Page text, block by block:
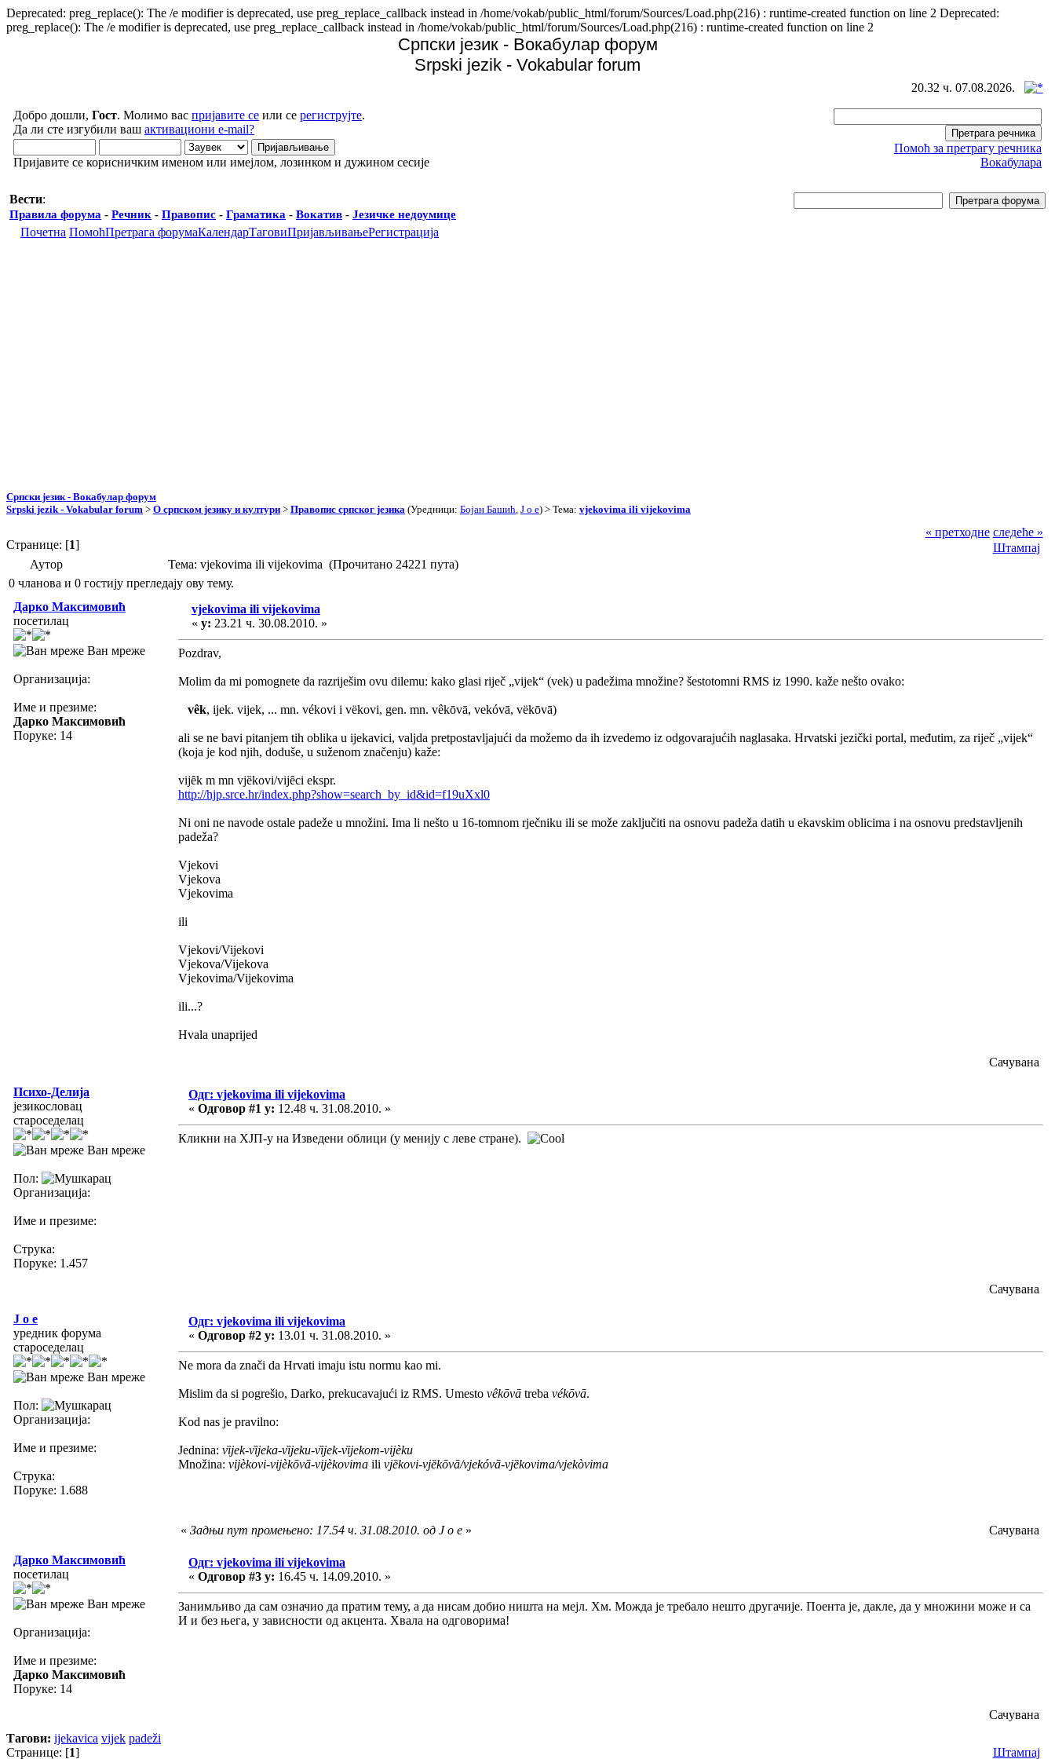
Deprecated: preg_replace(): The /e modifier is deprecated, use preg_replace_callback instead in /home/vokab/public_html/forum/Sources/Load.php(216) : runtime-created function on line 2 Deprecated:
preg_replace(): The /e modifier is deprecated, use preg_replace_callback instead in /home/vokab/public_html/forum/Sources/Load.php(216) : runtime-created function on line 2
Српски језик - Вокабулар форум
Srpski jezik - Vokabular forum
20.32 ч. 07.08.2026.
Добро дошли, Гост. Молимо вас пријавите се или се региструјте.
Да ли сте изгубили ваш активациони e-mail?
Пријавите се корисничким именом или имејлом, лозинком и дужином сесије
Помоћ за претрагу речника
Вокабулара
Вести:
Правила форума - Речник - Правопис - Граматика - Вокатив - Језичке недоумице
Почетна ПомоћПретрага форумаКалендарТаговиПријављивањеРегистрација
Српски језик - Вокабулар форум
Srpski jezik - Vokabular forum > О српском језику и култури > Правопис српског језика (Уредници: Бојан Башић J o e) > Тема: vjekovima ili vijekovima
Странице: [1]
« претходне следеће »
Штампај
Аутор
Тема: vjekovima ili vijekovima (Прочитано 24221 пута)
0 чланова и 0 гостију прегледају ову тему.
Дарко Максимовић
посетилац
Ван мреже
Организација:
Име и презиме:
Дарко Максимовић
Поруке: 14
vjekovima ili vijekovima
« у: 23.21 ч. 30.08.2010. »
Pozdrav,
Molim da mi pomognete da razriješim ovu dilemu: kako glasi riječ „vijek“ (vek) u padežima množine? šestotomni RMS iz 1990. kaže nešto ovako:
vêk, ijek. vijek, ... mn. vékovi i vëkovi, gen. mn. vêkōvā, vekóvā, vëkōvā)
ali se ne bavi pitanjem tih oblika u ijekavici, valjda pretpostavljajući da možemo da ih izvedemo iz odgovarajućih naglasaka. Hrvatski jezički portal, međutim, za riječ „vijek“
(koja je kod njih, doduše, u suženom značenju) kaže:
vijȇk m mn vjȅkovi/vijȇci ekspr.
http://hjp.srce.hr/index.php?show=search_by_id&id=f19uXxl0
Ni oni ne navode ostale padeže u množini. Ima li nešto u 16-tomnom rječniku ili se može zaključiti na osnovu padeža datih u ekavskim oblicima i na osnovu predstavljenih
padeža?
Vjekovi
Vjekova
Vjekovima
ili
Vjekovi/Vijekovi
Vjekova/Vijekova
Vjekovima/Vijekovima
ili...?
Hvala unaprijed
Сачувана
Психо-Делија
језикословац
староседелац
Ван мреже
Пол:
Организација:
Име и презиме:
Струка:
Поруке: 1.457
Одг: vjekovima ili vijekovima
« Одговор #1 у: 12.48 ч. 31.08.2010. »
Кликни на ХЈП-у на Изведени облици (у менију с леве стране).
Сачувана
J o e
уредник форума
староседелац
Ван мреже
Пол:
Организација:
Име и презиме:
Струка:
Поруке: 1.688
Одг: vjekovima ili vijekovima
« Одговор #2 у: 13.01 ч. 31.08.2010. »
Ne mora da znači da Hrvati imaju istu normu kao mi.
Mislim da si pogrešio, Darko, prekucavajući iz RMS. Umesto vêkōvā treba vékōvā.
Kod nas je pravilno:
Jednina: vȉjek-vȉjeka-vȉjeku-vȉjek-vȉjekom-vijèku
Množina: vijèkovi-vijèkōvā-vijèkovima ili vjȅkovi-vjȅkōvā/vjekóvā-vjȅkovima/vjekòvima
« Задњи пут промењено: 17.54 ч. 31.08.2010. од J o e » Сачувана
Дарко Максимовић
посетилац
Ван мреже
Организација:
Име и презиме:
Дарко Максимовић
Поруке: 14
Одг: vjekovima ili vijekovima
« Одговор #3 у: 16.45 ч. 14.09.2010. »
Занимљиво да сам означио да пратим тему, а да нисам добио ништа на мејл. Хм. Можда је требало нешто другачије. Поента је, дакле, да у множини може и са
И и без њега, у зависности од акцента. Хвала на одговорима!
Сачувана
Тагови: ijekavica vijek padeži
Странице: [1] Штампај